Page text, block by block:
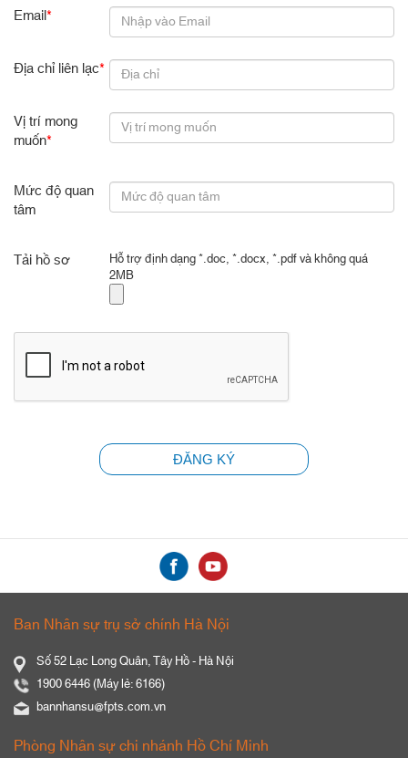
Email*
Địa chỉ liên lạc*
Vị trí mong
muốn*
Mức độ quan
tâm
Tải hồ sơ Hỗ trợ định dạng *.doc, *.docx, *.pdf và không quá
2MB
ĐĂNG KÝ
Ban Nhân sự trụ sở chính Hà Nội
Số 52 Lạc Long Quân, Tây Hồ - Hà Nội
1900 6446 (Máy lẻ: 6166)
bannhansu@fpts.com.vn
Phòng Nhân sự chi nhánh Hồ Chí Minh